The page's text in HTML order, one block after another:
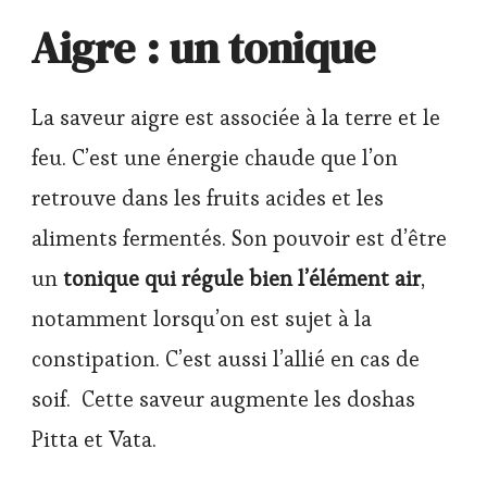
Aigre : un tonique
La saveur aigre est associée à la terre et le
feu. C’est une énergie chaude que l’on
retrouve dans les fruits acides et les
aliments fermentés. Son pouvoir est d’être
untonique qui régule bien l’élément air,
notamment lorsqu’on est sujet à la
constipation. C’est aussi l’allié en cas de
soif. Cette saveur augmente les doshas
Pitta et Vata.